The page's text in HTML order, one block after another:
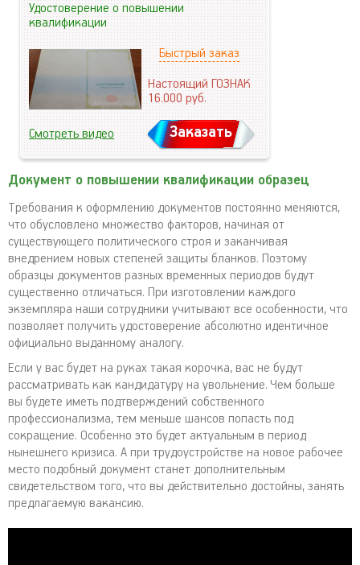
Удостоверение о повышении
квалификации
Быстрый заказ
Настоящий ГОЗНАК
16.000руб.
Смотреть видео Заказать
Документ о повышении квалификации образец
Требования к оформлению документов постоянно меняются,
что обусловлено множество факторов, начиная от
существующего политического строя и заканчивая
внедрением новых степеней защиты бланков. Поэтому
образцы документов разных временных периодов будут
существенно отличаться. При изготовлении каждого
экземпляра наши сотрудники учитывают все особенности, что
позволяет получить удостоверение абсолютно идентичное
официально выданному аналогу.
Если у вас будет на руках такая корочка, вас не будут
рассматривать как кандидатуру на увольнение. Чем больше
вы будете иметь подтверждений собственного
профессионализма, тем меньше шансов попасть под
сокращение. Особенно это будет актуальным в период
нынешнего кризиса. А при трудоустройстве на новое рабочее
место подобный документ станет дополнительным
свидетельством того, что вы действительно достойны, занять
предлагаемую вакансию.